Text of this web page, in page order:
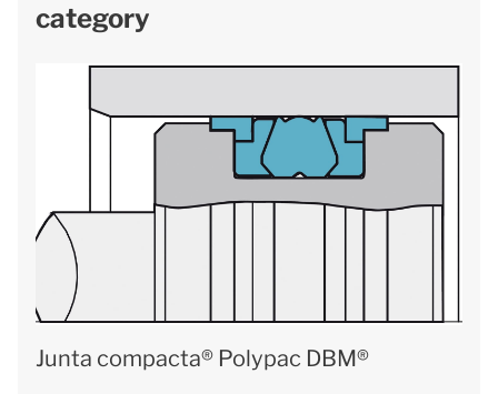
category
Junta compacta® Polypac DBM®